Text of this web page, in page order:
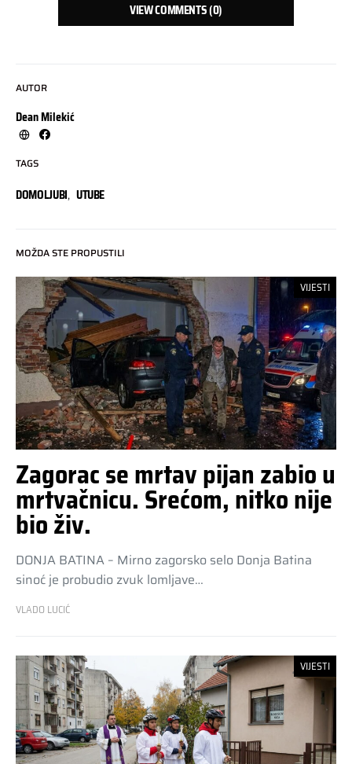
AUTOR
Dean Milekić
TAGS
DOMOLJUBI, UTUBE
VIEW COMMENTS (0)
MOŽDA STE PROPUSTILI
VIJESTI
Zagorac se mrtav pijan zabio u
mrtvačnicu. Srećom, nitko nije
bio živ.
DONJA BATINA – Mirno zagorsko selo Donja Batina
sinoć je probudio zvuk lomljave…
VLADO LUCIĆ
VIJESTI